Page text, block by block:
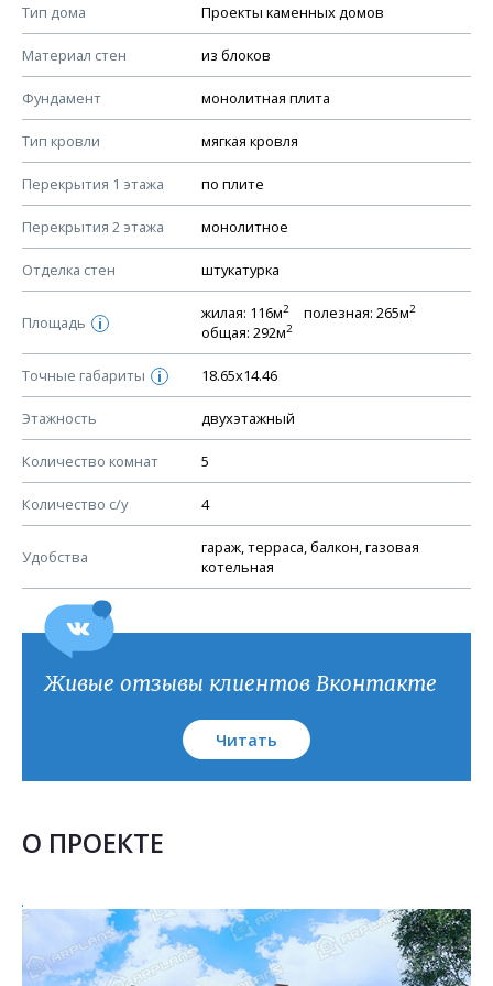
Тип дома Проекты каменных домов
Материал стен из блоков
Фундамент монолитная плита
Тип кровли мягкая кровля
Перекрытия 1 этажа по плите
Перекрытия 2 этажа монолитное
Отделка стен штукатурка
Площадь i
жилая: 116м2 полезная: 265м2
общая: 292м2
Точные габариты i 18.65х14.46
Этажность двухэтажный
Количество комнат 5
Количество с/у 4
Удобства
гараж, терраса, балкон, газовая
котельная
Смотрите советы по выбору материала в нашем
КОНСТРУКТИВНЫЕ РЕШЕНИЯ (КР)
Ведомость рабочих чертежей основного комплекта КР
План фундамента
Устройство фундамента, спецификация материалов
Планы перекрытий этажей, спецификация элементов
Устройство перекрытий
Устройство стен
Спецификация материалов стен
Схема расположения лаг чердака (если есть)
Схема расположения элементов стропил
Спецификация элементов стропил
Устройство стропильной системы
Узлы устройства кровли
План кровли
Живые отзывы клиентов Вконтакте
Читать
О ПРОЕКТЕ